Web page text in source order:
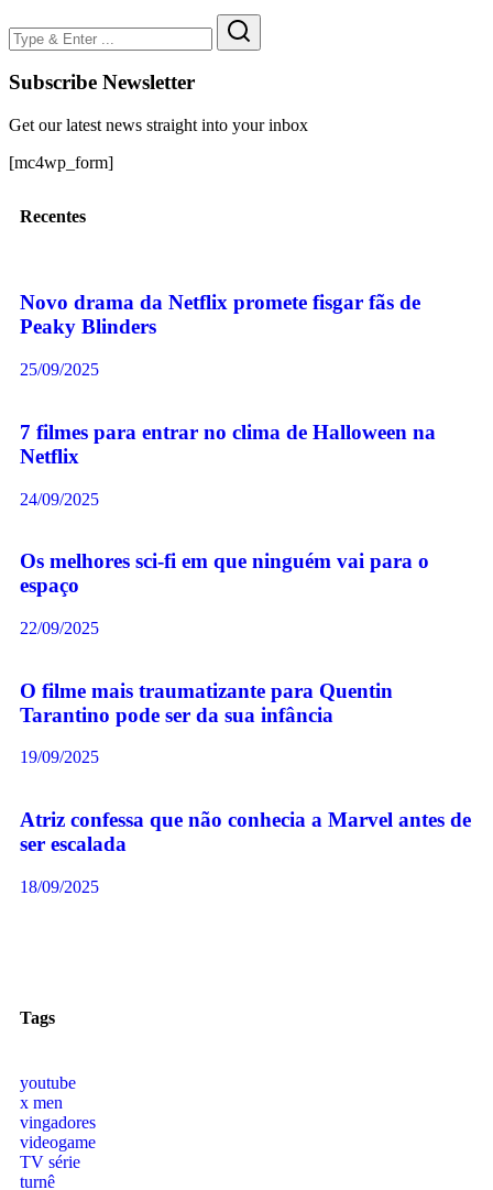
Subscribe Newsletter
Get our latest news straight into your inbox
[mc4wp_form]
Recentes
Novo drama da Netflix promete fisgar fãs de
Peaky Blinders
25/09/2025
7 filmes para entrar no clima de Halloween na
Netflix
24/09/2025
Os melhores sci-fi em que ninguém vai para o
espaço
22/09/2025
O filme mais traumatizante para Quentin
Tarantino pode ser da sua infância
19/09/2025
Atriz confessa que não conhecia a Marvel antes de
ser escalada
18/09/2025
Tags
youtube
x men
vingadores
videogame
TV série
turnê